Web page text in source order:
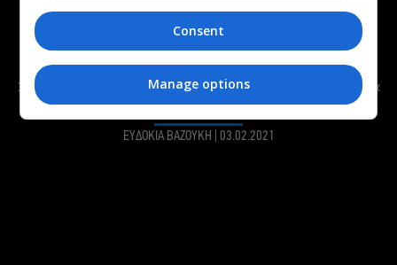
ΚΠΙΣΝ
Το Κέντρο Πολιτισμού Ίδρυμα Σταύρος Νιάρχος (ΚΠΙΣΝ)
θέτοντας στο κέντρο του το ερώτημα «Ποια είναι τα
Πρόσωπα του Ήρωα;», παρουσίασε σήμερα το πρόγραμμα
του νέου θεματικού κύκλου εκδηλώσεων για το 2021.
ΕΥΔΟΚΙΑ ΒΑΖΟΥΚΗ 03.02.2021
Consent
Manage options